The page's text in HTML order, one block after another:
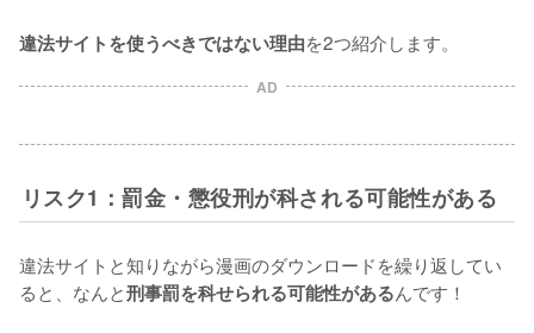
違法サイトを使うべきではない理由を2つ紹介します。
AD
リスク1：罰金・懲役刑が科される可能性がある
違法サイトと知りながら漫画のダウンロードを繰り返してい
ると、なんと刑事罰を科せられる可能性があるんです！